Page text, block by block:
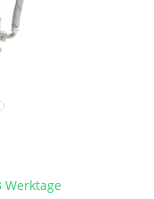
Werktage